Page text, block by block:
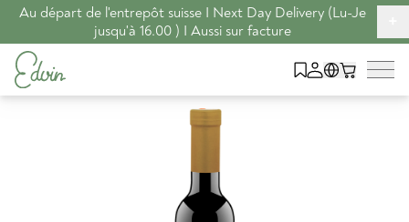
Au départ de l'entrepôt suisse I Next Day Delivery (Lu-Je
jusqu'à 16.00 ) I Aussi sur facture